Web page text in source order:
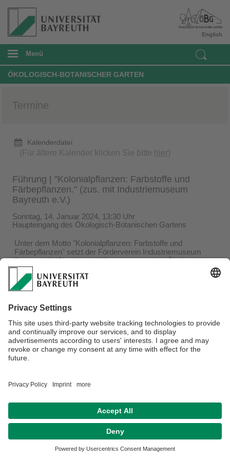
English
Menü
ÖKOLOGISCH-BOTANISCHER GARTEN
Termine
Kalenderdatei
(Für ältere Kalender klicken Sie bitte hier)
Führung | "Kolonialpflanzen: Farbstoffe und
Färbepflanzen." (zus. mit Industriemuseum
Bayreuth e.V.)
Sonntag, 14. Januar 2024, 13:30 Uhr
Haupteingang des Ökologisch-Botanischen Gartens
Unter dem Motto "Kolonialpflanzen: Farbstoffe und
Färbepflanzen" setzt der Förderverein Industriemuseum
Bayreuth (IMB) e.V. sein Winterprogramm im Ökologisch-
Botanischen Garten fort. Die Erfolgsgeschichte der
Textilindustrie im 19. Jahrhundert wäre undenkbar ohne die
farbliche Vielfalt der unterschiedlichsten Färbepflanzen.
kolonialen Wurzeln so berühmter Farbstoffe wie Indigo-Blau
oder Safran-Gelb.
Verantwortlich für die Redaktion:Jens Wagner
Datenschutz / Disclaimer Impressum Hausordnung
Sitemap